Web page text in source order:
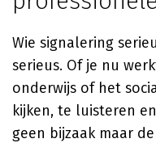
Wie signalering
serieus. Of je nu
onderwijs of het
kijken, te luisteren
geen bijzaak maar